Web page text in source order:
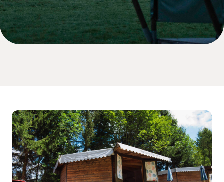
Suchen & Buchen